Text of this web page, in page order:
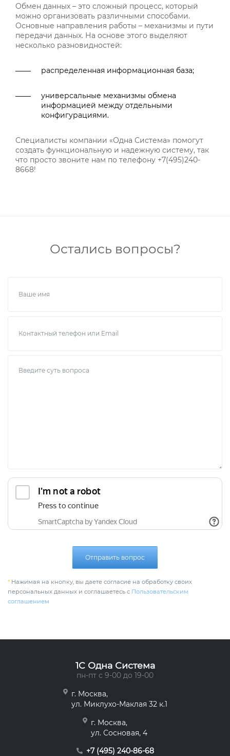
Обмен данных – это сложный процесс, который
можно организовать различными способами.
Основные направления работы – механизмы и пути
передачи данных. На основе этого выделяют
несколько разновидностей:
распределенная информационная база;
универсальные механизмы обмена
информацией между отдельными
конфигурациями.
Специалисты компании «Одна Система» помогут
создать функциональную и надежную систему, так
что просто звоните нам по телефону +7(495)240-
8668!
Остались вопросы?
Отправить вопрос
* Нажимая на кнопку, вы даете согласие на обработку своих
персональных данных и соглашаетесь с Пользовательским
соглашением
1C Одна Система
пн-пт с 9-00 до 19-00
г. Москва,
ул. Миклухо-Маклая 32 к.1
г. Москва,
ул. Сосновая, 4
+7 (495) 240-86-68